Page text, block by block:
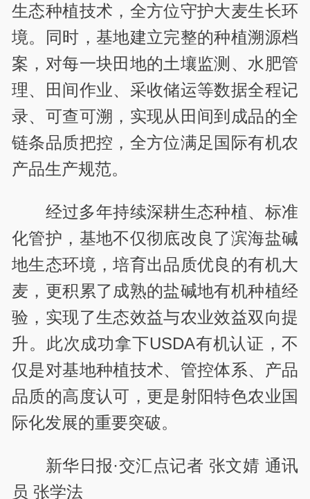
生态种植技术，全方位守护大麦生长环
境。同时，基地建立完整的种植溯源档
案，对每一块田地的土壤监测、水肥管
理、田间作业、采收储运等数据全程记
录、可查可溯，实现从田间到成品的全
链条品质把控，全方位满足国际有机农
产品生产规范。
经过多年持续深耕生态种植、标准
化管护，基地不仅彻底改良了滨海盐碱
地生态环境，培育出品质优良的有机大
麦，更积累了成熟的盐碱地有机种植经
验，实现了生态效益与农业效益双向提
升。此次成功拿下USDA有机认证，不
仅是对基地种植技术、管控体系、产品
品质的高度认可，更是射阳特色农业国
际化发展的重要突破。
新华日报·交汇点记者 张文婧 通讯
员 张学法